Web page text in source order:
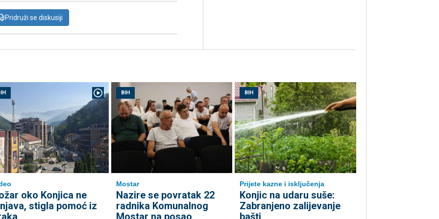
Pridruži se diskusiji
oko Konjica ne
stigla pomoć iz
BIH
Mostar
Nazire se povratak 22
radnika Komunalnog
Mostar na posao
BIH
Prijete kazne i isključenja
Konjic na udaru suše:
Zabranjeno zalijevanje
bašti